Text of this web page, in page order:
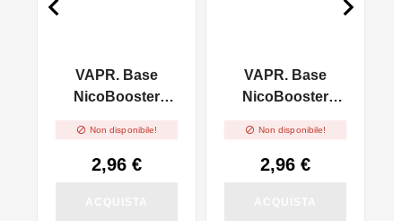
VAPR. Base
NicoBooster
 Non disponibile!
2,96 €
VAPR. Base
NicoBooster
 Non disponibile!
2,96 €
 